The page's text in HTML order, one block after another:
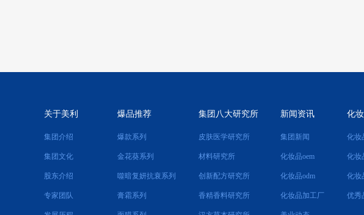
关于美利
集团介绍
集团文化
股东介绍
专家团队
爆品推荐
爆款系列
金花葵系列
噬暗复妍抗衰系列
膏霜系列
集团八大研究所
皮肤医学研究所
材料研究所
创新配方研究所
香精香料研究所
新闻资讯
集团新闻
化妆品oem
化妆品odm
化妆品加工厂
化
化妆
化妆
化妆
优秀